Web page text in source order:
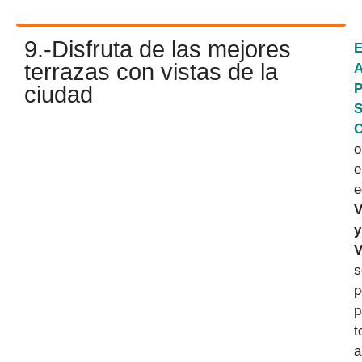
9.-Disfruta de las mejores
terrazas con vistas de la
ciudad
o
y